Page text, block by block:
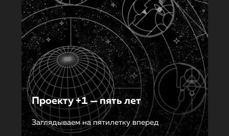
Проекту +1 — пять лет
Заглядываем на пятилетку вперед